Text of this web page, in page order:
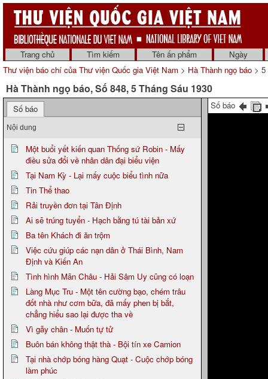
Trang chủ Tìm kiếm Tên ấn phẩm
Ngày
Thư viện báo chí của Thư viện Quốc gia Việt Nam > Hà Thành ngọ báo > 5
Hà Thành ngọ báo, Số 848, 5 Tháng Sáu 1930
Số báo
Nội dung
Một buổi yết kiến quan Thống sứ Robin - Mấy
điều sửa đổi về nhân dân đại biểu viện
Tại Nam Kỳ - Lại mấy cuộc biểu tình nữa
Tin Thể thao
Rải truyền đơn tại Tân Định
Ai sẽ trúng tuyển - Hạch bằng tú tài bản xứ
Ba tên Khách đi ăn trộm
Việc cứu giúp các nạn dân ở Thái Bình, Nam
Định và Kiến An
Tình hình Mãn Châu - Hải Sâm Uy cũng có loạn
Làng Mục Tru - Một tên cường bạo, chém trâu
đốt nhà như cơm bữa, đã mấy phen bị bắt,
chẳng hiểu sao lại được tha về
Vì gẫy chân - Muốn tự tử
Buôn bán không thật thà - Bội tín xe Camion
Tại nhà chớp bóng hàng Quạt - Cuộc chớp bóng
làm phúc
Số báo